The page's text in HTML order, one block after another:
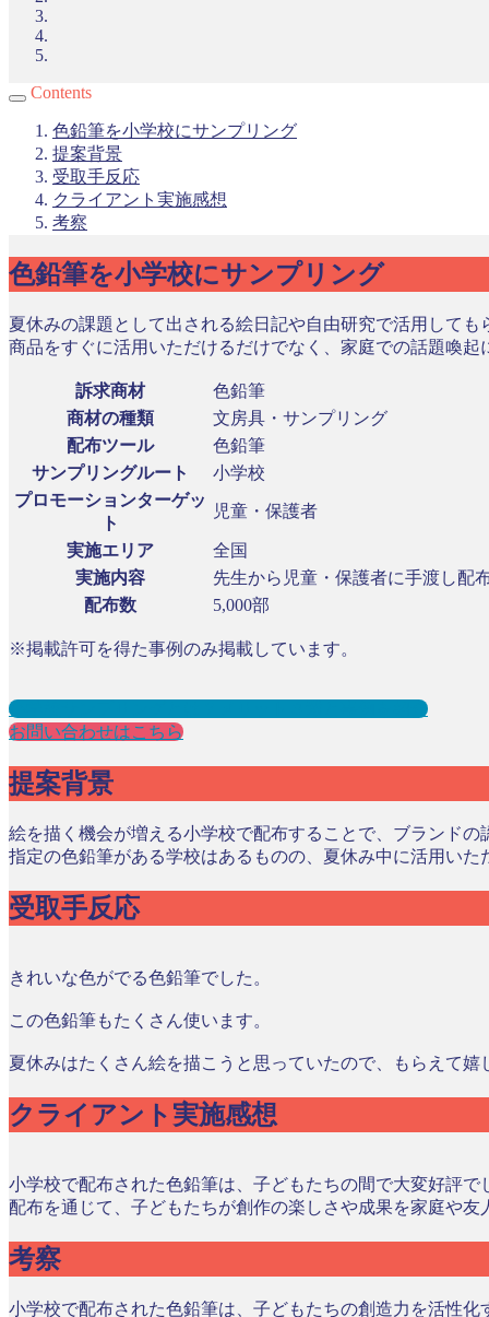
Contents
色鉛筆を小学校にサンプリング
提案背景
受取手反応
クライアント実施感想
考察
色鉛筆を小学校にサンプリング
夏休みの課題として出される絵日記や自由研究で活用して
商品をすぐに活用いただけるだけでなく、家庭での話題喚
訴求商材
色鉛筆
商材の種類
文房具・サンプリング
配布ツール
色鉛筆
サンプリングルート
小学校
プロモーションターゲッ
ト
児童・保護者
実施エリア
全国
実施内容
先生から児童・保護者に手渡し配
配布数
5,000部
※掲載許可を得た事例のみ掲載しています。
小学校サンプリングとは？メリット３選と事例を紹介
お問い合わせはこちら
提案背景
絵を描く機会が増える小学校で配布することで、ブランド
指定の色鉛筆がある学校はあるものの、夏休み中に活用い
受取手反応
きれいな色がでる色鉛筆でした。
この色鉛筆もたくさん使います。
夏休みはたくさん絵を描こうと思っていたので、もらえて嬉
クライアント実施感想
小学校で配布された色鉛筆は、子どもたちの間で大変好評で
配布を通じて、子どもたちが創作の楽しさや成果を家庭や
考察
小学校で配布された色鉛筆は、子どもたちの創造力を活性化